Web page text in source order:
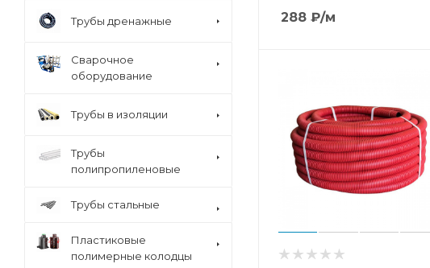
288 ₽/м
Трубы дренажные
Сварочное
оборудование
Трубы в изоляции
Трубы
полипропиленовые
Трубы стальные
Пластиковые
полимерные колодцы